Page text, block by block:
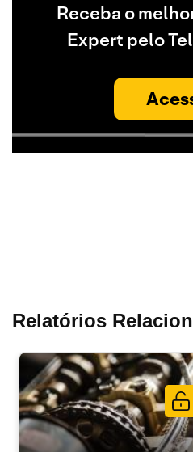
Receba o
Expert pelo
Relatórios